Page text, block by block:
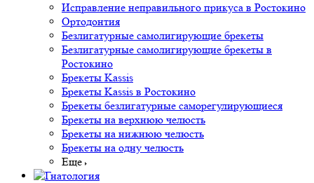
Исправление неправильного прикуса в Ростокино
Ортодонтия
Безлигатурные самолигирующие брекеты
Безлигатурные самолигирующие брекеты в
Ростокино
Брекеты Kassis
Брекеты Kassis в Ростокино
Брекеты безлигатурные саморегулирующиеся
Брекеты на верхнюю челюсть
Брекеты на нижнюю челюсть
Брекеты на одну челюсть
Еще